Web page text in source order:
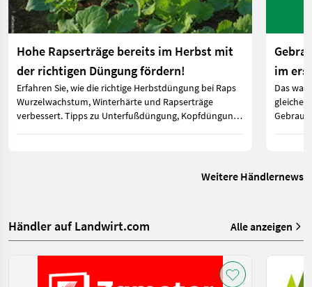
Hohe Rapserträge bereits im Herbst mit
der richtigen Düngung fördern!
Erfahren Sie, wie die richtige Herbstdüngung bei Raps
Wurzelwachstum, Winterhärte und Rapserträge
verbessert. Tipps zu Unterfußdüngung, Kopfdüngung
im
Das
gleichen
Weitere Händlernews
Händler auf Landwirt.com Alle anzeigen